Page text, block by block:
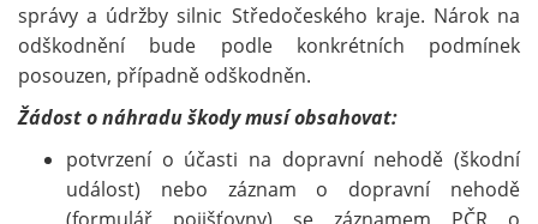
správy a údržby silnic Středočeského kraje. Nárok na
odškodnění bude podle konkrétních podmínek
posouzen, případně odškodněn.
Žádost o náhradu škody musí obsahovat:
potvrzení o účasti na dopravní nehodě (škodní
událost) nebo záznam o dopravní nehodě
(formulář pojišťovny) se záznamem PČR o